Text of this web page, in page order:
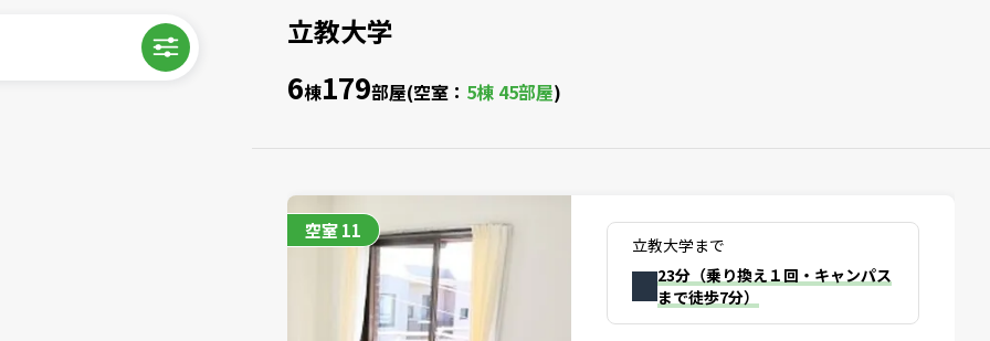
立教大学
6棟179部屋(空室： 5棟 45部屋)
空室11
立教大学まで
23分（乗り換え１回・キャンパス
まで徒歩7分）